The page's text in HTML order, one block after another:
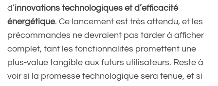
d’innovations technologiques et d’efficacité
énergétique. Ce lancement est très attendu, et les
précommandes ne devraient pas tarder à afficher
complet, tant les fonctionnalités promettent une
plus-value tangible aux futurs utilisateurs. Reste à
voir si la promesse technologique sera tenue, et si